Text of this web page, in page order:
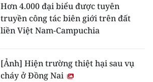
Hơn 4.000 đại biểu được tuyên
truyền công tác biên giới trên đất
liền Việt Nam-Campuchia
[Ảnh] Hiện trường thiệt hại sau vụ
cháy ở Đồng Nai